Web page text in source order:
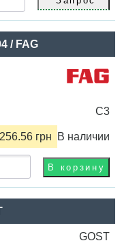
/ FAG
C3
256.56 грн В наличии
GOST